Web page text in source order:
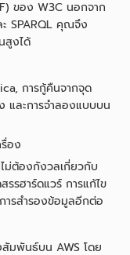
ของ W3C นอกจาก
SPARQL คุณจึง
สูงได้
การกู้คืนจากจุด
และการจำลองแบบบน
อง
ม่ต้องกังวลเกี่ยวกับ
รรฮาร์ดแวร์ การแก้ไข
ารสำรองข้อมูลอีกต่อ
สัมพันธ์บน AWS โดย